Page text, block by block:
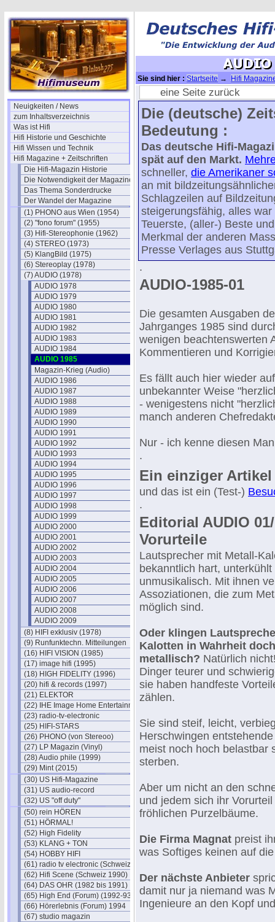
Neuigkeiten / News
zum Inhaltsverzeichnis
Was ist Hifi
Hifi Historie und Geschichte
Hifi Wissen und Technik
Hifi Magazine + Zeitschriften
Die Hifi-Magazin Historie
Die Notwendigkeit der Magazine
Das Thema Sonderdrucke
Der Wandel der Magazine
(1) PHONO aus Wien (1954)
(2) "fono forum" (1955)
(3) Hifi-Stereophonie (1962)
(4) STEREO (1973)
(5) KlangBild (1975)
(6) Stereoplay (1978)
(7) AUDIO (1978)
AUDIO 1978
AUDIO 1979
AUDIO 1980
AUDIO 1981
AUDIO 1982
AUDIO 1983
AUDIO 1984
AUDIO 1985
Magazin-Krieg (Audio)
AUDIO 1986
AUDIO 1987
AUDIO 1988
AUDIO 1989
AUDIO 1990
AUDIO 1991
AUDIO 1992
AUDIO 1993
AUDIO 1994
AUDIO 1995
AUDIO 1996
AUDIO 1997
AUDIO 1998
AUDIO 1999
AUDIO 2000
AUDIO 2001
AUDIO 2002
AUDIO 2003
AUDIO 2004
AUDIO 2005
AUDIO 2006
AUDIO 2007
AUDIO 2008
AUDIO 2009
(8) HIFI exklusiv (1978)
(9) Runfunktechn. Mitteilungen
(16) HIFI VISION (1985)
(17) image hifi (1995)
(18) HIGH FIDELITY (1996)
(20) hifi & records (1997)
(21) ELEKTOR
(22) IHE Image Home Entertainment
(23) radio-tv-electronic
(25) HIFI-STARS
(26) PHONO (von Stereoo)
(27) LP Magazin (Vinyl)
(28) Audio phile (1999)
(29) Mint (2015)
(30) US Hifi-Magazine
(31) US audio-record
(32) US "off duty"
(50) rein HÖREN
(51) HÖRMAL!
(52) High Fidelity
(53) KLANG + TON
(54) HOBBY HIFI
(61) radio tv electronic (Schweiz)
(62) Hifi Scene (Schweiz 1990)
(64) DAS OHR (1982 bis 1991)
(65) High End (Forum) (1992-93)
(66) Hörerlebnis (Forum) 1994
(67) studio magazin
Sie sind hier : Startseite → Hifi
eine Seite zurück
Die (deutsche)
Bedeutung :
Das deutsche Hifi-
spät auf den Markt.
schneller, die Amerikaner
an mit
Schlagzeilen auf
steigerungsfähig, alles
Teuerste, (aller-) Beste
Merkmal der anderen
Presse Verlages aus
.
AUDIO-1985-01
Die gesamten Ausgaben
Jahrganges 1985 sind
wenigen beachtenswerten
Kommentieren und
Es fällt auch hier wieder
unbekannter Weise
- wenigestens nicht
manch anderen
Nur - ich kenne diesen
.
Ein einziger
und das ist ein (Test-)
.
Editorial AUDIO
Vorurteile
Lautsprecher mit Metall-
bekanntlich hart,
unmusikalisch. Mit ihnen
Assoziationen, die zum
möglich sind.
Oder klingen
Kalotten in Wahrheit
metallisch? Natürlich
Dinger teurer und
sie haben handfeste
zählen.
Sie sind steif, leicht,
Herschwingen
meist noch hoch belastbar
sterben.
Aber um nicht an den
und jedem sich ihr
fröhlichen Purzelbäume.
Die Firma Magnat preist
was Softiges keinen auf
Der nächste Anbieter
damit nur ja niemand was
Ingenieure an den Kopf